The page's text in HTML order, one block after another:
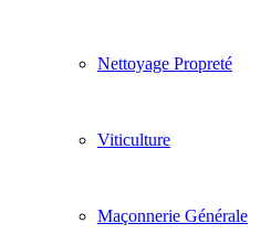
Nettoyage Propreté
Viticulture
Maçonnerie Générale